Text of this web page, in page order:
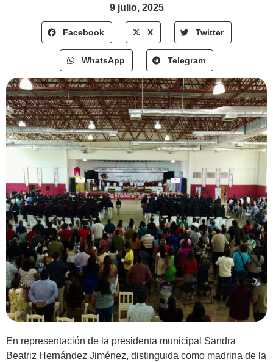
9 julio, 2025
Facebook X Twitter
WhatsApp Telegram
En representación de la presidenta municipal Sandra
Beatriz Hernández Jiménez, distinguida como madrina de la